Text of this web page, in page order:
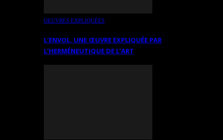
OEUVRES EXPLIQUÉES
L’ENVOL, UNE ŒUVRE EXPLIQUÉE PAR
L’HERMÉNEUTIQUE DE L’ART